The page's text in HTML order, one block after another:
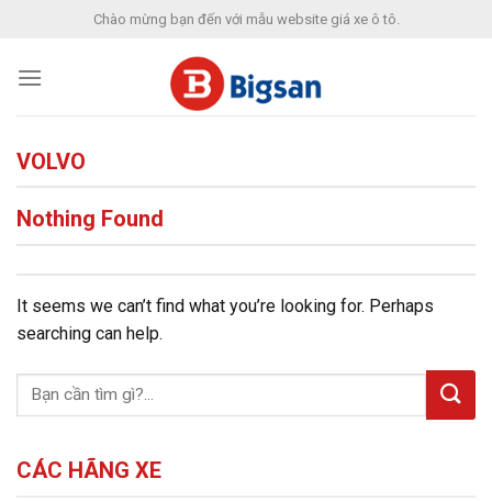
content
Chào mừng bạn đến với mẫu website giá xe ô tô.
VOLVO
Nothing Found
It seems we can’t find what you’re looking for. Perhaps
searching can help.
CÁC HÃNG XE